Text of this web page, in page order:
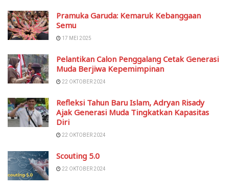
Pramuka Garuda: Kemaruk Kebanggaan
Semu
17 MEI 2025
Pelantikan Calon Penggalang Cetak Generasi
Muda Berjiwa Kepemimpinan
22 OKTOBER 2024
Refleksi Tahun Baru Islam, Adryan Risady
Ajak Generasi Muda Tingkatkan Kapasitas
Diri
22 OKTOBER 2024
Scouting 5.0
22 OKTOBER 2024